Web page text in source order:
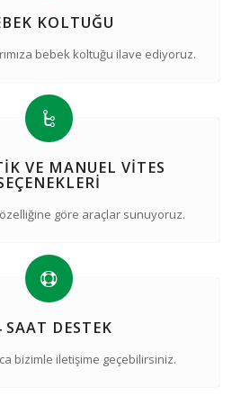
KOLTUĞU
bebek koltuğu ilave ediyoruz.
VE MANUEL VITES
göre araçlar sunuyoruz.
SAAT DESTEK
bizimle iletişime geçebilirsiniz.